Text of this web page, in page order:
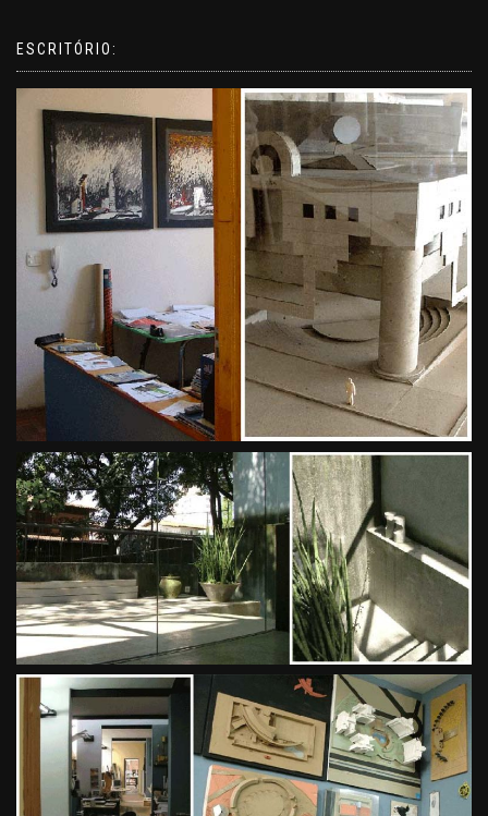
ESCRITÓRIO: